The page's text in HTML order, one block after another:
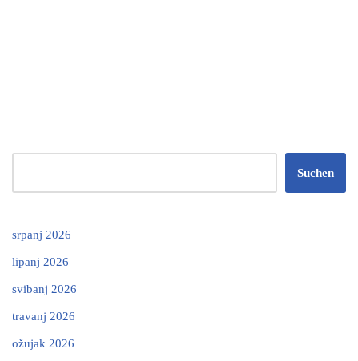
Suchen
srpanj 2026
lipanj 2026
svibanj 2026
travanj 2026
ožujak 2026